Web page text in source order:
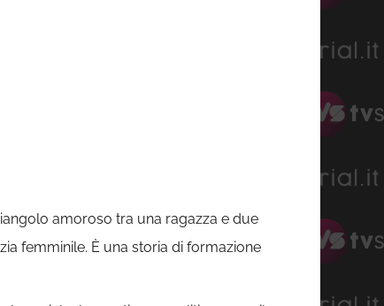
amoroso tra una ragazza e due
femminile. È una storia di formazione